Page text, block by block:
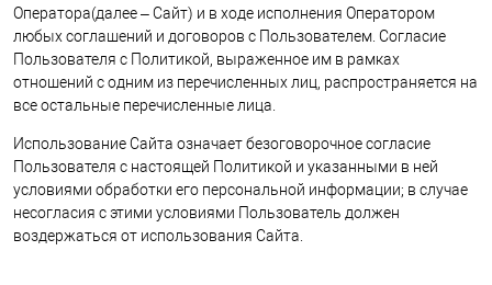
Оператора(далее – Сайт) и в ходе исполнения Оператором
любых соглашений и договоров с Пользователем. Согласие
Пользователя с Политикой, выраженное им в рамках
отношений с одним из перечисленных лиц, распространяется на
все остальные перечисленные лица.
Использование Сайта означает безоговорочное согласие
Пользователя с настоящей Политикой и указанными в ней
условиями обработки его персональной информации; в случае
несогласия с этими условиями Пользователь должен
воздержаться от использования Сайта.